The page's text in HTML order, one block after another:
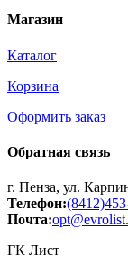
Магазин
Каталог
Корзина
Оформить заказ
Обратная связь
г. Пенза, ул.
Телефон:
Почта:
ГК Лист